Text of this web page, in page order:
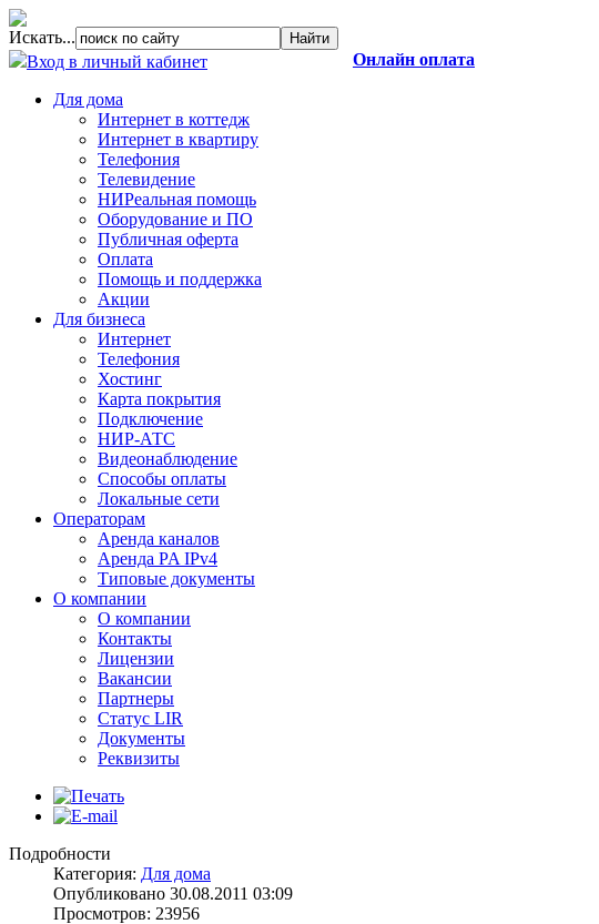
Искать...
Онлайн оплата
Вход в личный кабинет
Для дома
Интернет в коттедж
Интернет в квартиру
Телефония
Телевидение
НИРеальная помощь
Оборудование и ПО
Публичная оферта
Оплата
Помощь и поддержка
Акции
Для бизнеса
Интернет
Телефония
Хостинг
Карта покрытия
Подключение
НИР-АТС
Видеонаблюдение
Способы оплаты
Локальные сети
Операторам
Аренда каналов
Аренда PA IPv4
Типовые документы
О компании
О компании
Контакты
Лицензии
Вакансии
Партнеры
Статус LIR
Документы
Реквизиты
Подробности
Категория: Для дома
Опубликовано 30.08.2011 03:09
Просмотров: 23956